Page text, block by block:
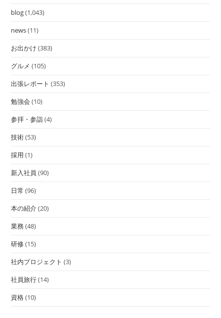
blog(1,043)
news(11)
お出かけ (383)
グルメ (105)
出張レポート (353)
勉強会 (10)
参拝・参詣(4)
技術(53)
採用 (1)
新入社員 (90)
日常 (96)
本の紹介(20)
業務(48)
研修(15)
社内プロジェクト (3)
社員旅行(14)
資格(10)